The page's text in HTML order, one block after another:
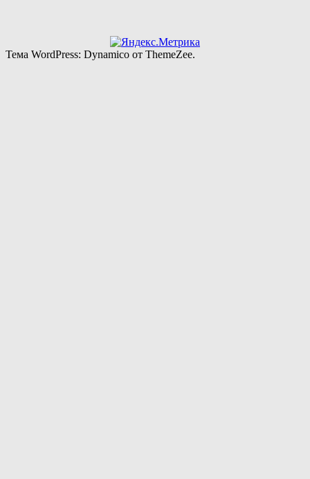
Тема WordPress: Dynamico от ThemeZee.